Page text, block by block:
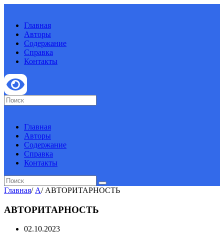
Главная
Авторы
Содержание
Справка
Контакты
Главная
Авторы
Содержание
Справка
Контакты
Главная/ А/ АВТОРИТАРНОСТЬ
АВТОРИТАРНОСТЬ
02.10.2023